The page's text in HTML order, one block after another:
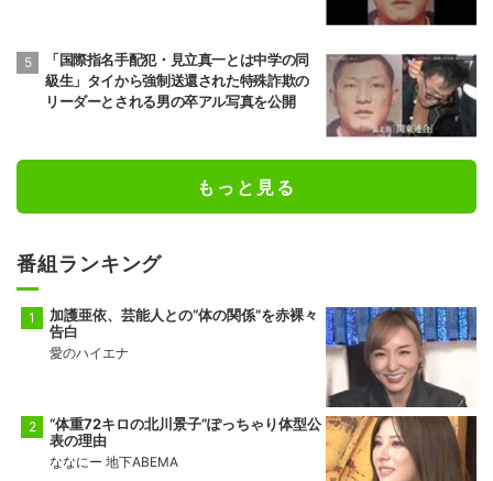
「国際指名手配犯・見立真一とは中学の同
級生」タイから強制送還された特殊詐欺の
リーダーとされる男の卒アル写真を公開
もっと見る
番組ランキング
加護亜依、芸能人との“体の関係”を赤裸々
告白
愛のハイエナ
“体重72キロの北川景子”ぽっちゃり体型公
表の理由
ななにー 地下ABEMA